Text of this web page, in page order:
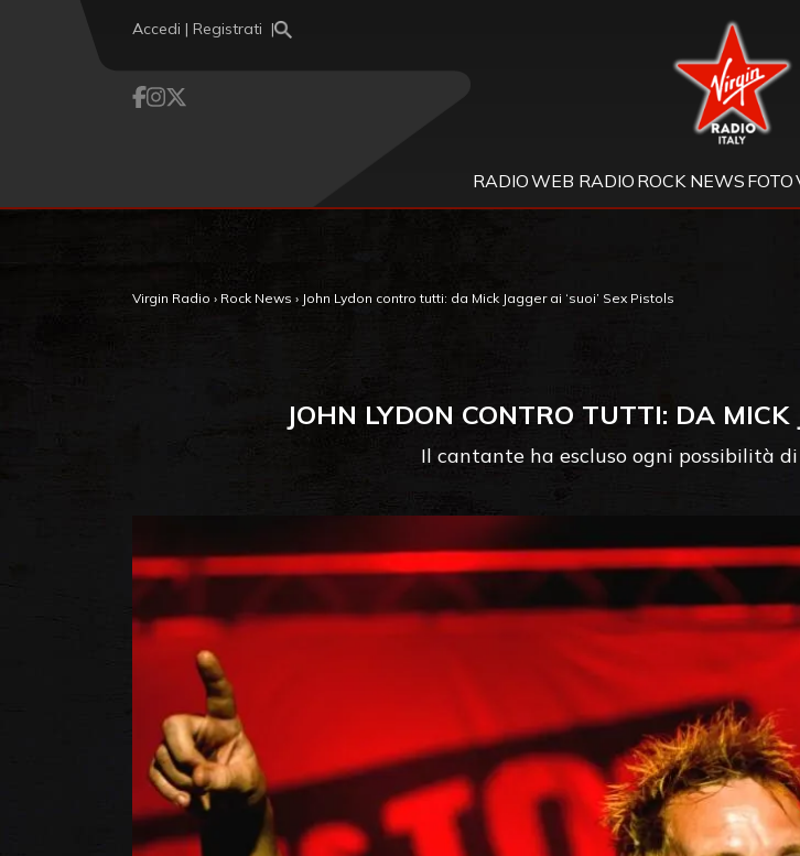
Accedi | Registrati Virgin
RADIOWEB RADIO ROCK NEWS FOTO
Virgin Radio › Rock News › John Lydon contro tutti: da Mick Jagger ai ‘suoi’ Sex Pistols
JOHN LYDON CONTRO TUTTI: DA MICK
Il cantante ha escluso ogni possibilità